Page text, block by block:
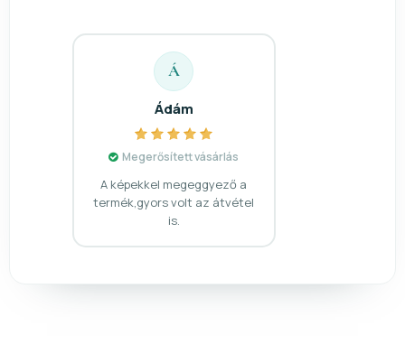
Á
Ádám
Megerősített vásárlás
A képekkel megeggyező a
termék,gyors volt az átvétel
is.